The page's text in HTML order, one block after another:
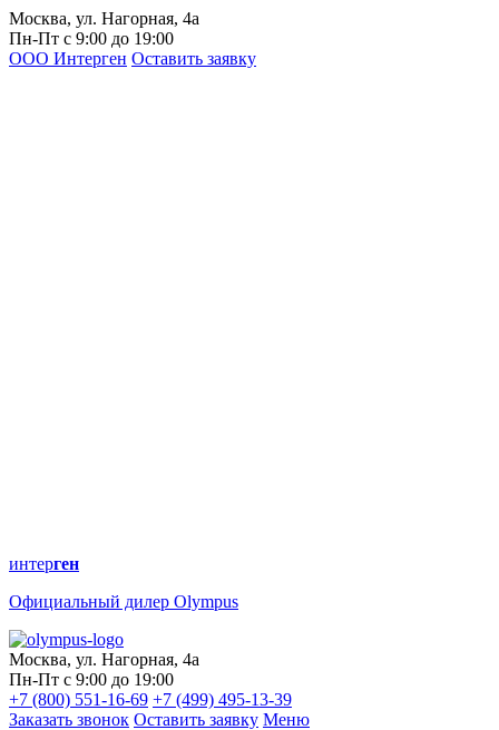
Москва, ул. Нагорная, 4а
Пн-Пт с 9:00 до 19:00
ООО Интерген Оставить заявку
интерген
Официальный дилер Olympus
Москва, ул. Нагорная, 4а
Пн-Пт с 9:00 до 19:00
+7 (800) 551-16-69 +7 (499) 495-13-39
Заказать звонок Оставить заявку Меню